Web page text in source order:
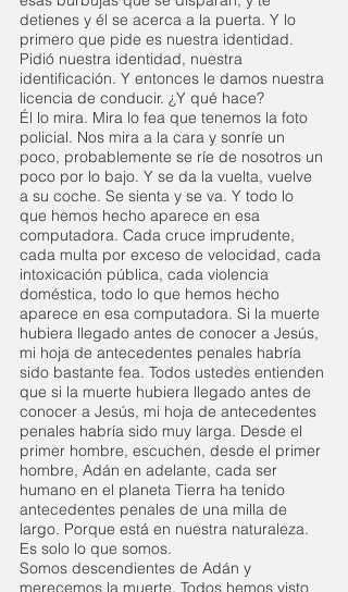
detienes y él se acerca a la puerta. Y lo
primero que pide es nuestra identidad.
Pidió nuestra identidad, nuestra
identificación. Y entonces le damos nuestra
licencia de conducir. ¿Y qué hace?
Él lo mira. Mira lo fea que tenemos la foto
policial. Nos mira a la cara y sonríe un
poco, probablemente se ríe de nosotros un
poco por lo bajo. Y se da la vuelta, vuelve
a su coche. Se sienta y se va. Y todo lo
que hemos hecho aparece en esa
computadora. Cada cruce imprudente,
cada multa por exceso de velocidad, cada
intoxicación pública, cada violencia
doméstica, todo lo que hemos hecho
aparece en esa computadora. Si la muerte
hubiera llegado antes de conocer a Jesús,
mi hoja de antecedentes penales habría
sido bastante fea. Todos ustedes entienden
que si la muerte hubiera llegado antes de
conocer a Jesús, mi hoja de antecedentes
penales habría sido muy larga. Desde el
primer hombre, escuchen, desde el primer
hombre, Adán en adelante, cada ser
humano en el planeta Tierra ha tenido
antecedentes penales de una milla de
largo. Porque está en nuestra naturaleza.
Es solo lo que somos.
Somos descendientes de Adán y
merecemos la muerte. Todos hemos visto